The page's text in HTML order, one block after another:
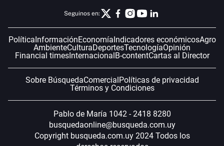
Seguinos en:
PolíticaInformaciónEconomíaIndicadores económicosAgro
AmbienteCulturaDeportesTecnologíaOpinión
Financial timesInternacionalB-contentCartas al Director
Sobre BúsquedaComercialPolíticas de privacidad
Términos y Condiciones
Pablo de María 1042 - 2418 8280
busquedaonline@busqueda.com.uy
Copyright busqueda.com.uy 2024 Todos los